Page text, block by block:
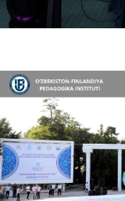
08.06.2024 3962